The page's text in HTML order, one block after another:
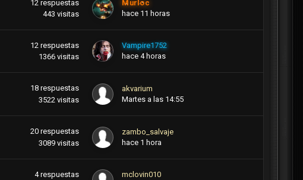
12 respuestas
443 visitas
Murloc
hace 11 horas
12 respuestas
1366 visitas
Vampire1752
hace 4 horas
18 respuestas
3522 visitas
akvarium
Martes a las 14:55
20 respuestas
3089 visitas
zambo_salvaje
hace 1 hora
4 respuestas
mclovin010